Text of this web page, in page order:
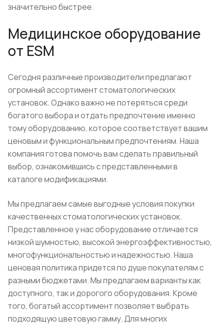
значительно быстрее.
Медицинское оборудование
от ESM
Сегодня различные производители предлагают
огромный ассортимент стоматологических
установок. Однако важно не потеряться среди
богатого выбора и отдать предпочтение именно
тому оборудованию, которое соответствует вашим
ценовым и функциональным предпочтениям. Наша
компания готова помочь вам сделать правильный
выбор, ознакомившись с представленными в
каталоге модификациями.
Мы предлагаем самые выгодные условия покупки
качественных стоматологических установок.
Представленное у нас оборудование отличается
низкой шумностью, высокой энергоэффективностью,
многофункциональностью и надежностью. Наша
ценовая политика придется по душе покупателям с
разными бюджетами. Мы предлагаем варианты как
доступного, так и дорогого оборудования. Кроме
того, богатый ассортимент позволяет выбрать
подходящую цветовую гамму. Для многих